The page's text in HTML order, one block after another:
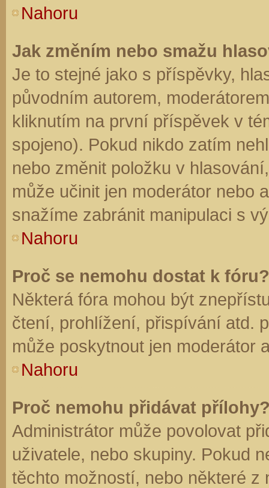
Nahoru
Jak změním nebo smažu
Je to stejné jako s příspěvky,
původním autorem,
kliknutím na první příspěvek v
spojeno). Pokud nikdo zatím
nebo změnit položku v
může učinit jen moderátor nebo
snažíme zabránit manipulaci s
Nahoru
Proč se nemohu dostat k fóru?
Některá fóra mohou být
čtení, prohlížení, přispívání atd.
může poskytnout jen moderátor
Nahoru
Proč nemohu přidávat
Administrátor může povolovat
uživatele, nebo skupiny. Pokud
těchto možností, nebo některé z